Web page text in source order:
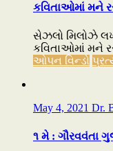
કવિતાઓમાં મને
સેઝલો મિલોઝે
કવિતાઓમાં મને
ઓપન વિન્ડો
May 4, 2021 Dr.
૧ મે : ગૌરવવંતા